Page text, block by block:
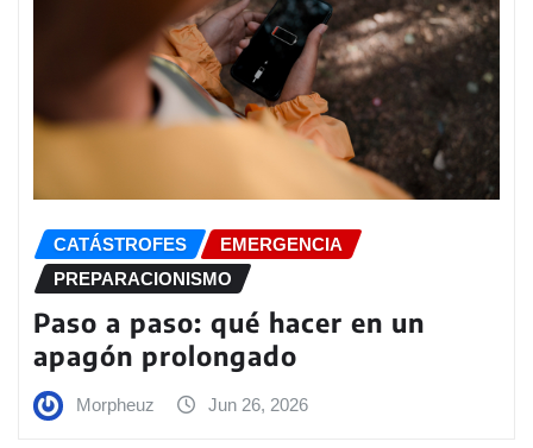
CATÁSTROFES
EMERGENCIA
PREPARACIONISMO
Paso a paso: qué hacer en un
apagón prolongado
Morpheuz Jun 26, 2026